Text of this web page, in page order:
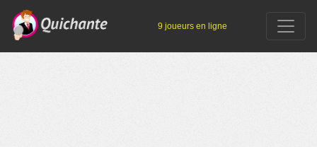
9 joueurs en ligne